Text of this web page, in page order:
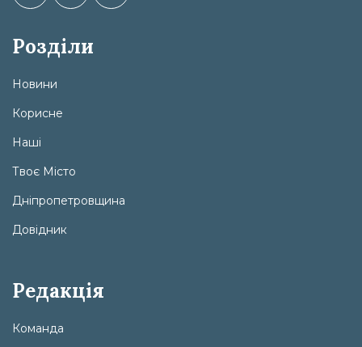
Розділи
Новини
Корисне
Наші
Твоє Місто
Дніпропетровщина
Довідник
Редакція
Команда